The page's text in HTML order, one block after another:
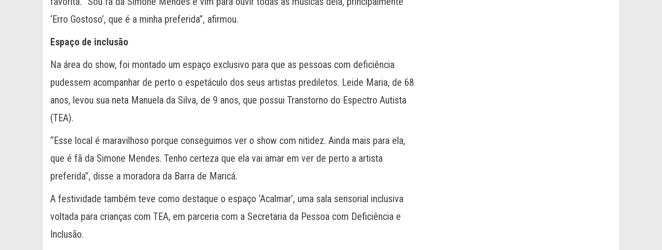
‘Erro Gostoso’, que é a minha preferida”, afirmou.
Espaço de inclusão
Na área do show, foi montado um espaço exclusivo para que as pessoas com deficiência
pudessem acompanhar de perto o espetáculo dos seus artistas prediletos. Leide Maria, de 68
anos, levou sua neta Manuela da Silva, de 9 anos, que possui Transtorno do Espectro Autista
(TEA).
“Esse local é maravilhoso porque conseguimos ver o show com nitidez. Ainda mais para ela,
que é fã da Simone Mendes. Tenho certeza que ela vai amar em ver de perto a artista
preferida”, disse a moradora da Barra de Maricá.
A festividade também teve como destaque o espaço ‘Acalmar’, uma sala sensorial inclusiva
voltada para crianças com TEA, em parceria com a Secretaria da Pessoa com Deficiência e
Inclusão.